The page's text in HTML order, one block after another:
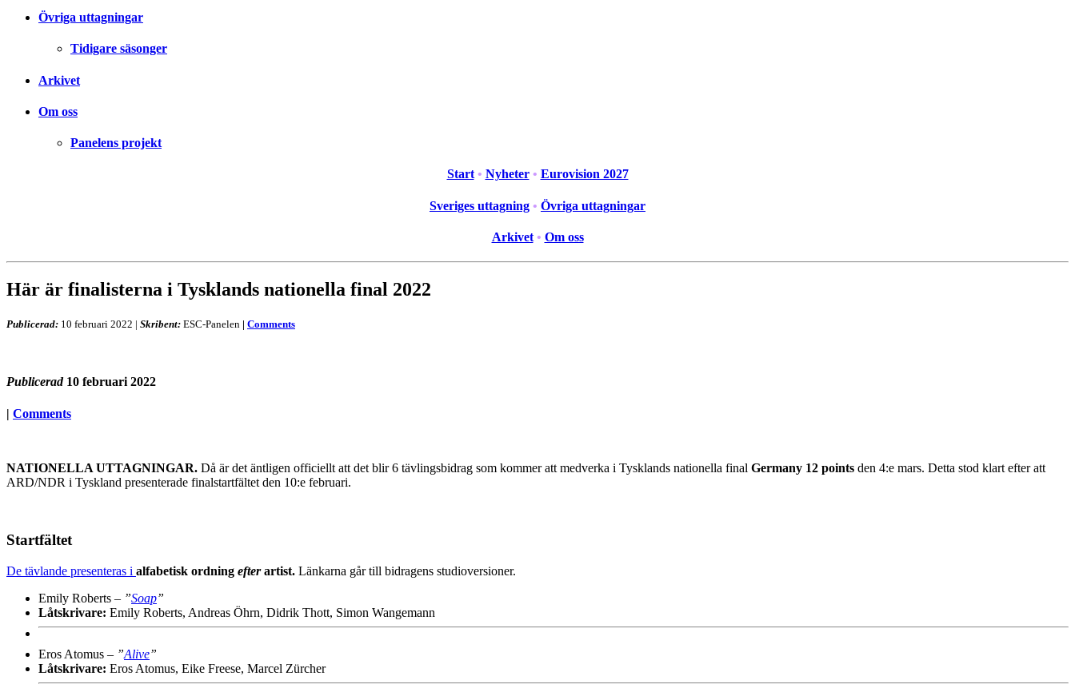
Övriga uttagningar
Tidigare säsonger
Arkivet
Om oss
Panelens projekt
Start • Nyheter • Eurovision 2027
Sveriges uttagning • Övriga uttagningar
Arkivet • Om oss
Här är finalisterna i Tysklands nationella final 2022
Publicerad: 10 februari 2022 | Skribent: ESC-Panelen | Comments
Publicerad 10 februari 2022
| Comments
NATIONELLA UTTAGNINGAR. Då är det äntligen officiellt att det blir 6 tävlingsbidrag som kommer att medverka i Tysklands nationella final Germany 12 points den 4:e mars. Detta stod klart efter att
ARD/NDR i Tyskland presenterade finalstartfältet den 10:e februari.
Startfältet
De tävlande presenteras i alfabetisk ordning efterartist. Länkarna går till bidragens studioversioner.
Emily Roberts – ”Soap”
Låtskrivare: Emily Roberts, Andreas Öhrn, Didrik Thott, Simon Wangemann
Eros Atomus – ”Alive”
Låtskrivare: Eros Atomus, Eike Freese, Marcel Zürcher